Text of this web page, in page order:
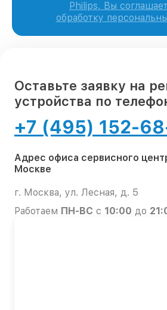
Philips, Вы
обработку
Оставьте заявку на
устройства по
+7 (495) 152-
Адрес офиса сервисного
Москве
г. Москва, ул. Лесная, д. 5
Работаем ПН-ВС с 10:00 до